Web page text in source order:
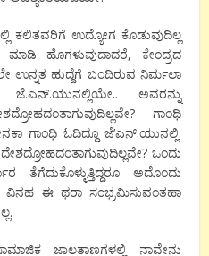
ಕಲಿತವರಿಗೆ ಉದ್ಯೋಗ ಕೊಡುವುದಿಲ್ಲ
ಹೊಗಳುವುದಾದರೆ, ಕೇಂದ್ರದ
ಉನ್ನತ ಹುದ್ದೆಗೆ ಬಂದಿರುವ ನಿರ್ಮಲಾ
ಅವರನ್ನು
ಗಾಂಧಿ
ಗಾಂಧಿ ಓದಿದ್ದೂ ಜೆ’ಎನ್.ಯುನಲ್ಲಿ.
ಒಂದು
ಅದೊಂದು
ವಿನಹ ಈ ಥರಾ ಸಂಭ್ರಮಿಸುವಂತಹಾ
ಜಾಲತಾಣಗಳಲ್ಲಿ ನಾವೇನು